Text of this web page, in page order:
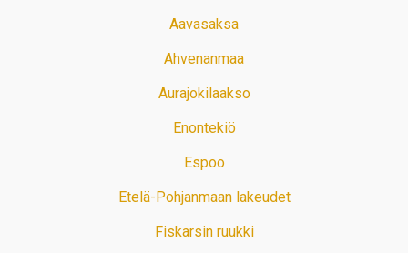
Aavasaksa
Ahvenanmaa
Aurajokilaakso
Enontekiö
Espoo
Etelä-Pohjanmaan lakeudet
Fiskarsin ruukki